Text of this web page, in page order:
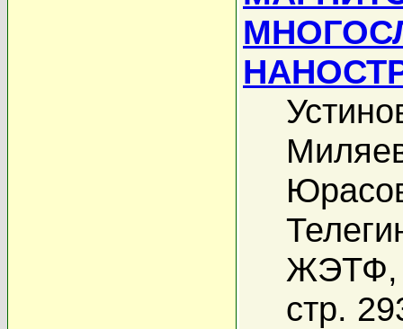
ЖЭТФ,
стр.